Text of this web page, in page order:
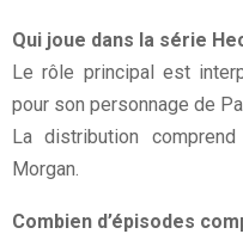
Qui joue dans la série
Le rôle principal est
pour son personnage de
La distribution
Morgan.
Combien d’épisodes